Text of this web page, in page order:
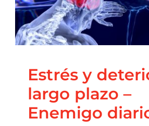
Blog Coaching Nutricional Nutrición
Integrativa
Estrés y
largo plazo –
Enemigo